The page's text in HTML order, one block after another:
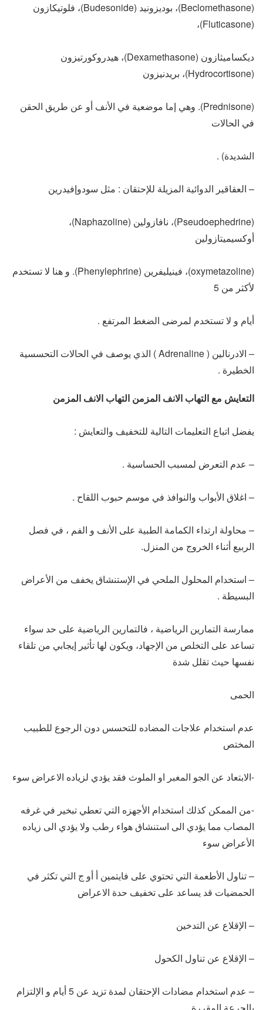
(Beclomethasone)، بوديزونيد (Budesonide)، فلوتيكازون
(Fluticasone)،
ديكساميثازون (Dexamethasone)، هيدروكورتيزون
(Hydrocortisone)، بريدنيزون
(Prednisone). وهي إما موضعية في الأنف أو عن طريق الحقن
في الحالات
الشديدة) .
– العقاقير الدوائية المزيلة للإحتقان : مثل سودوإفيدرين
(Pseudoephedrine)، نافازولين (Naphazoline)،
أوكسيميتازولين
(oxymetazoline)، فينيليفرين (Phenylephrine). و هنا لا تستخدم
لأكثر من 5
أيام و لا تستخدم لمرضى الضغط المرتفع .
– الادرنالين ( Adrenaline ) الذي يوصف في الحالات التحسسية
الخطيرة .
التعايش مع التهاب الانف المزمن التهاب الانف المزمن
يفضل اتباع التعليمات التالية للتخفيف والتعايش :
– عدم التعرض لمسبب الحساسية .
– اغلاق الأبواب والنوافذ في موسم حبوب اللقاح .
– محاولة ارتداء الكمامة الطبية على الأنف و الفم ، في فصل
الربيع أثناء الخروج من المنزل.
– استخدام المحلول الملحي في الإستنشاق يخفف من الأعراض
البسيطة .
ممارسة التمارين الرياضية ، فالتمارين الرياضية على حد سواء
تساعد على التخلص من الإجهاد، ويكون لها تأثير إيجابي من تلقاء
نفسها حيث تقلل شدة
الحمى
عدم استخدام علاجات المضاده للتحسس دون الرجوع للطبيب
المختص
-الابتعاد عن الجو المغبر او الملوث فقد يؤدي لزياده الاعراض سوء
-من الممكن كذلك استخدام الأجهزه التي تعطي تبخير في غرفه
المصاب مما يؤدي الى استنشاق هواء رطب ولا يؤدي الى زياده
الأعراض سوء
– تناول الأطعمة التي تحتوي على فايتمين أ أو ج التي تكثر في
الحمضيات قد يساعد على تخفيف حدة الاعراض
– الإقلاع عن التدخين
– الإقلاع عن تناول الكحول
– عدم استخدام مضادات الإحتقان لمدة تزيد عن 5 أيام و الإلتزام